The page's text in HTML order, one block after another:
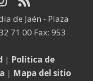
de Jaén - Plaza
71 00 Fax: 953
| Política de
| Mapa del sitio